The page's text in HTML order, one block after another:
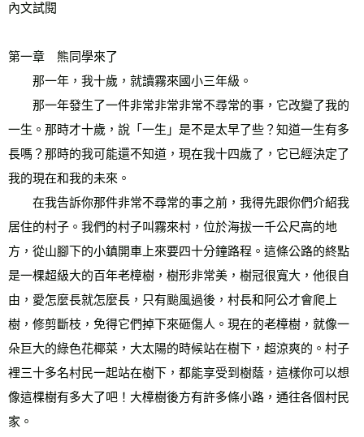
內文試閱
第一章　熊同學來了
那一年，我十歲，就讀霧來國小三年級。
那一年發生了一件非常非常非常不尋常的事，它改變了我的
一生。那時才十歲，說「一生」是不是太早了些？知道一生有多
長嗎？那時的我可能還不知道，現在我十四歲了，它已經決定了
我的現在和我的未來。
在我告訴你那件非常不尋常的事之前，我得先跟你們介紹我
居住的村子。我們的村子叫霧來村，位於海拔一千公尺高的地
方，從山腳下的小鎮開車上來要四十分鐘路程。這條公路的終點
是一棵超級大的百年老樟樹，樹形非常美，樹冠很寬大，他很自
由，愛怎麼長就怎麼長，只有颱風過後，村長和阿公才會爬上
樹，修剪斷枝，免得它們掉下來砸傷人。現在的老樟樹，就像一
朵巨大的綠色花椰菜，大太陽的時候站在樹下，超涼爽的。村子
裡三十多名村民一起站在樹下，都能享受到樹蔭，這樣你可以想
像這棵樹有多大了吧！大樟樹後方有許多條小路，通往各個村民
家。